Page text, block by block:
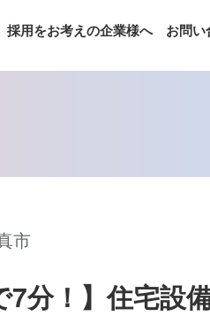
採用をお考えの企業様へ お問
市
7分！】住宅設